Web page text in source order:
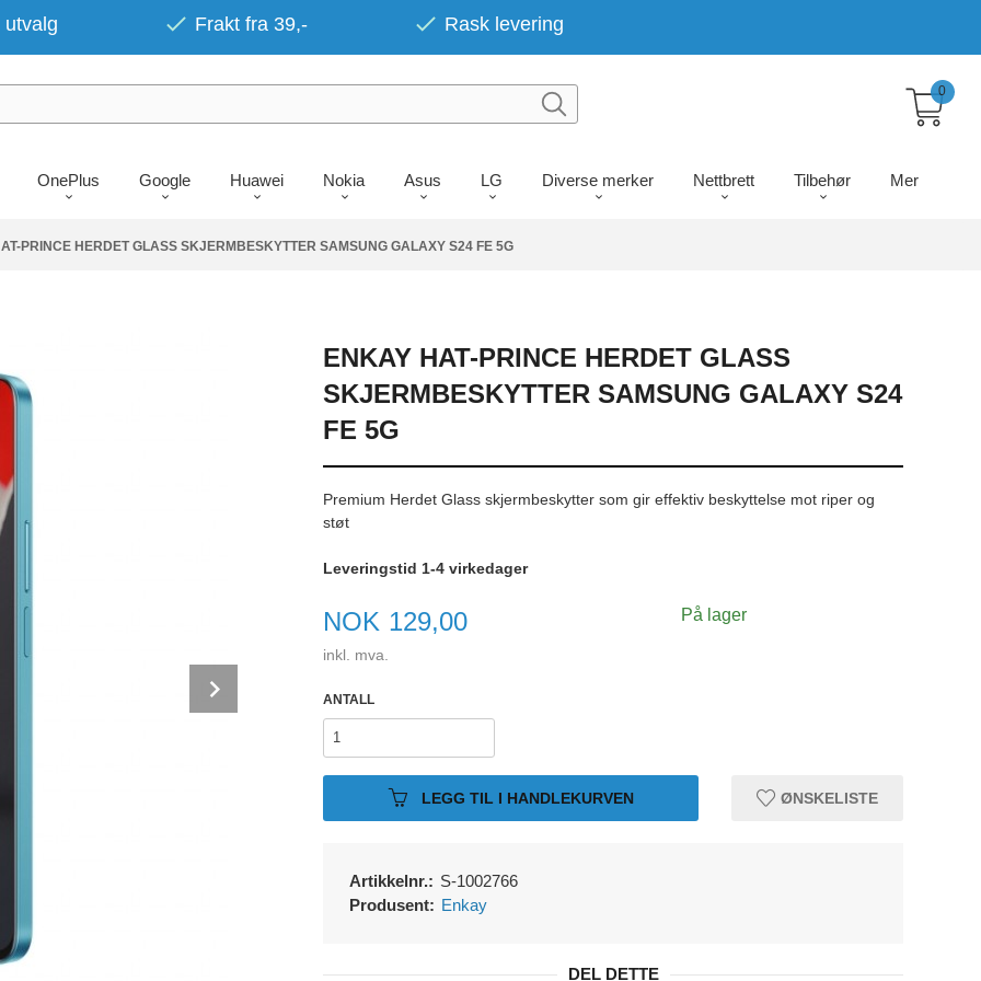
utvalg Frakt fra 39,- Rask levering
OnePlus Google Huawei Nokia Asus LG Diverse merker Nettbrett Tilbehør Mer
0
PRINCE HERDET GLASS SKJERMBESKYTTER SAMSUNG GALAXY S24 FE 5G
ENKAY HAT-PRINCE HERDET GLASS
SKJERMBESKYTTER SAMSUNG GALAXY S24
FE 5G
Premium Herdet Glass skjermbeskytter som gir effektiv beskyttelse mot riper og
støt
Leveringstid 1-4 virkedager
Pris
NOK 129,00
inkl. mva.
På lager
ANTALL
LEGG TIL I HANDLEKURVEN ØNSKELISTE
Artikkelnr.: S-1002766
Produsent: Enkay
DEL DETTE